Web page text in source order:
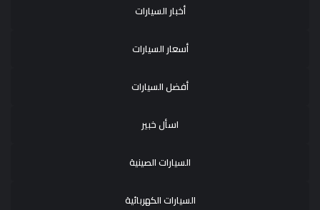
أخبار السيارات
أسعار السيارات
أفضل السيارات
اسأل خبير
السيارات الصينية
السيارات الكهربائية